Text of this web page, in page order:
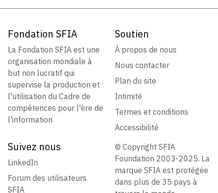
Fondation SFIA
La Fondation SFIA est une
organisation mondiale à
but non lucratif qui
supervise la production et
l'utilisation du Cadre de
compétences pour l'ère de
l'information
Soutien
À propos de nous
Nous contacter
Plan du site
Intimité
Termes et conditions
Accessibilité
Suivez nous
LinkedIn
Forum des utilisateurs
SFIA
© Copyright SFIA
Foundation 2003-2025. La
marque SFIA est protégée
dans plus de 35 pays à